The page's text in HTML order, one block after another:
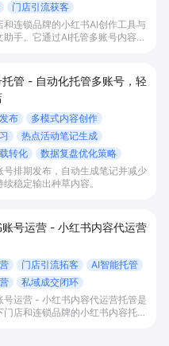
门店引流获客
和连锁品牌的小红书AI创作工具与
助手。它通过AI托管多账号内容生
常种草和节日促销场景下持续发
用户到店打卡或在小程序/微商城
管 - 自动化托管多账号，轻
布
多模式内容创作
热点活动笔记生成
转化
数据复盘优化策略
号排期发布，自动生成笔记并减少
稳定输出种草内容。
账号运营 - 小红书内容代运营
门店引流拓客
AI智能托管
私域成交闭环
号运营 - 小红书内容代运营托管是
门店和连锁品牌的小红书内容托管